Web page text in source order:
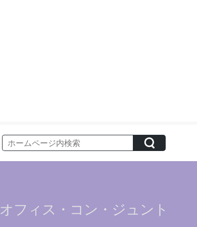
オフィス・コン・ジュント